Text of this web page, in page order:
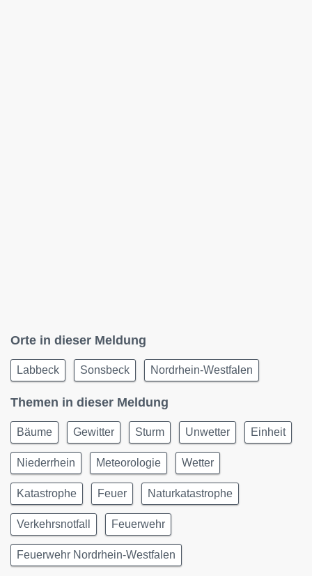
Orte in dieser Meldung
Labbeck Sonsbeck Nordrhein-Westfalen
Themen in dieser Meldung
Bäume Gewitter Sturm Unwetter Einheit
Niederrhein Meteorologie Wetter
Katastrophe Feuer Naturkatastrophe
Verkehrsnotfall Feuerwehr
Feuerwehr Nordrhein-Westfalen